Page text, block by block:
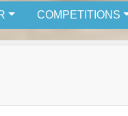
COMPETITIONS